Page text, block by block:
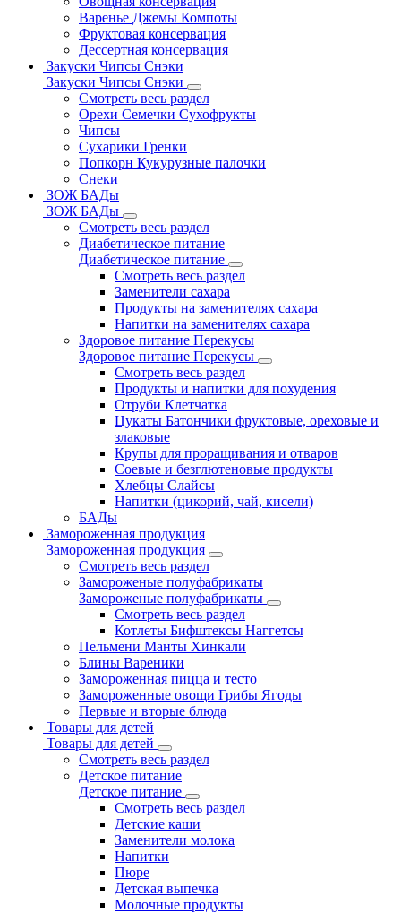
Варенье Джемы Компоты
Фруктовая консервация
Дессертная консервация
Закуски Чипсы Снэки
Закуски Чипсы Снэки
Смотреть весь раздел
Орехи Семечки Сухофрукты
Чипсы
Сухарики Гренки
Попкорн Кукурузные палочки
Снеки
ЗОЖ БАДы
ЗОЖ БАДы
Смотреть весь раздел
Диабетическое питание
Диабетическое питание
Смотреть весь раздел
Заменители сахара
Продукты на заменителях сахара
Напитки на заменителях сахара
Здоровое питание Перекусы
Здоровое питание Перекусы
Смотреть весь раздел
Продукты и напитки для похудения
Отруби Клетчатка
Цукаты Батончики фруктовые, ореховые и
злаковые
Крупы для проращивания и отваров
Соевые и безглютеновые продукты
Хлебцы Слайсы
Напитки (цикорий, чай, кисели)
БАДы
Замороженная продукция
Замороженная продукция
Смотреть весь раздел
Замороженые полуфабрикаты
Замороженые полуфабрикаты
Смотреть весь раздел
Котлеты Бифштексы Наггетсы
Пельмени Манты Хинкали
Блины Вареники
Замороженная пицца и тесто
Замороженные овощи Грибы Ягоды
Первые и вторые блюда
Товары для детей
Товары для детей
Смотреть весь раздел
Детское питание
Детское питание
Смотреть весь раздел
Детские каши
Заменители молока
Напитки
Пюре
Детская выпечка
Молочные продукты